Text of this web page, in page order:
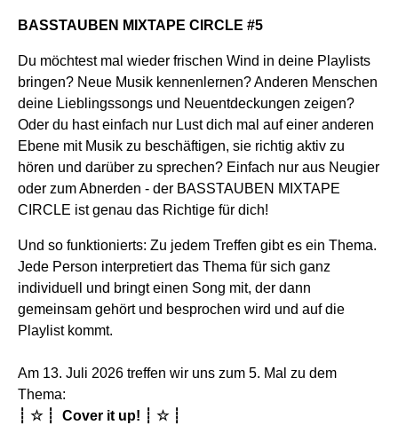
BASSTAUBEN MIXTAPE CIRCLE #5
Du möchtest mal wieder frischen Wind in deine Playlists
bringen? Neue Musik kennenlernen? Anderen Menschen
deine Lieblingssongs und Neuentdeckungen zeigen?
Oder du hast einfach nur Lust dich mal auf einer anderen
Ebene mit Musik zu beschäftigen, sie richtig aktiv zu
hören und darüber zu sprechen? Einfach nur aus Neugier
oder zum Abnerden - der BASSTAUBEN MIXTAPE
CIRCLE ist genau das Richtige für dich!
Und so funktionierts: Zu jedem Treffen gibt es ein Thema.
Jede Person interpretiert das Thema für sich ganz
individuell und bringt einen Song mit, der dann
gemeinsam gehört und besprochen wird und auf die
Playlist kommt.
Am 13. Juli 2026 treffen wir uns zum 5. Mal zu dem
Thema:
┊ ☆ ┊
Cover it up! ┊ ☆ ┊